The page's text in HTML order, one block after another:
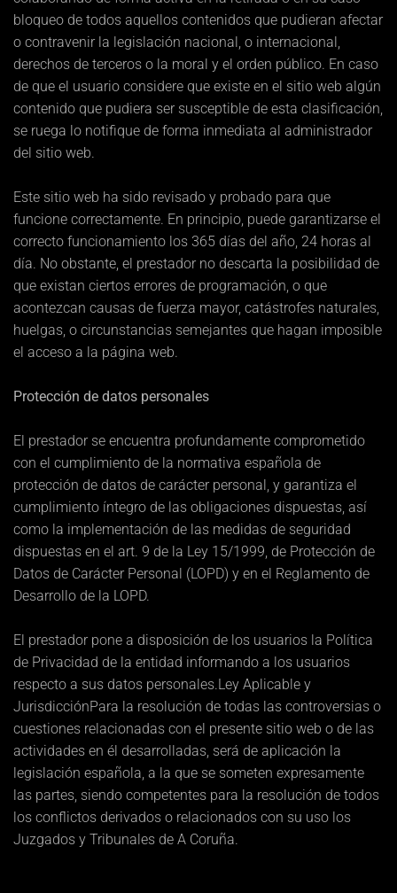
bloqueo de todos aquellos contenidos que pudieran afectar
o contravenir la legislación nacional, o internacional,
derechos de terceros o la moral y el orden público. En caso
de que el usuario considere que existe en el sitio web algún
contenido que pudiera ser susceptible de esta clasificación,
se ruega lo notifique de forma inmediata al administrador
del sitio web.
Este sitio web ha sido revisado y probado para que
funcione correctamente. En principio, puede garantizarse el
correcto funcionamiento los 365 días del año, 24 horas al
día. No obstante, el prestador no descarta la posibilidad de
que existan ciertos errores de programación, o que
acontezcan causas de fuerza mayor, catástrofes naturales,
huelgas, o circunstancias semejantes que hagan imposible
el acceso a la página web.
Protección de datos personales
El prestador se encuentra profundamente comprometido
con el cumplimiento de la normativa española de
protección de datos de carácter personal, y garantiza el
cumplimiento íntegro de las obligaciones dispuestas, así
como la implementación de las medidas de seguridad
dispuestas en el art. 9 de la Ley 15/1999, de Protección de
Datos de Carácter Personal (LOPD) y en el Reglamento de
Desarrollo de la LOPD.
El prestador pone a disposición de los usuarios la Política
de Privacidad de la entidad informando a los usuarios
respecto a sus datos personales.Ley Aplicable y
JurisdicciónPara la resolución de todas las controversias o
cuestiones relacionadas con el presente sitio web o de las
actividades en él desarrolladas, será de aplicación la
legislación española, a la que se someten expresamente
las partes, siendo competentes para la resolución de todos
los conflictos derivados o relacionados con su uso los
Juzgados y Tribunales de A Coruña.